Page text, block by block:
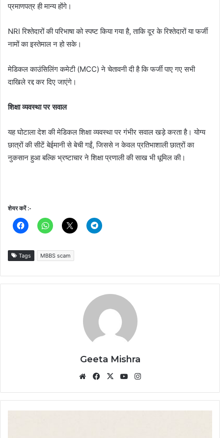
प्रमाणपत्र ही मान्य होंगे।
NRI रिश्तेदारों की परिभाषा को स्पष्ट किया गया है, ताकि दूर के रिश्तेदारों या फर्जी
नामों का इस्तेमाल न हो सके।
मेडिकल काउंसिलिंग कमेटी (MCC) ने चेतावनी दी है कि फर्जी पाए गए सभी
दाखिले रद्द कर दिए जाएंगे।
शिक्षा व्यवस्था पर सवाल
यह घोटाला देश की मेडिकल शिक्षा व्यवस्था पर गंभीर सवाल खड़े करता है। योग्य
छात्रों की सीटें बेईमानी से बेची गईं, जिससे न केवल प्रतिभाशाली छात्रों का
नुकसान हुआ बल्कि भ्रष्टाचार ने शिक्षा प्रणाली की साख भी धूमिल की।
शेयर करें :-
Tags MBBS scam
Geeta Mishra
WebsiteFacebook
X YouTube